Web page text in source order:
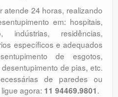
atende 24 horas, realizando
em: hospitais,
indústrias, residências,
específicos e adequados
de esgotos,
de pias, etc.
de paredes ou
agora: 11 94469.9801.